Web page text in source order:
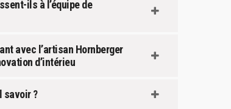
ils à l’équipe de
avec l’artisan Hornberger
d’intérieu
savoir ?